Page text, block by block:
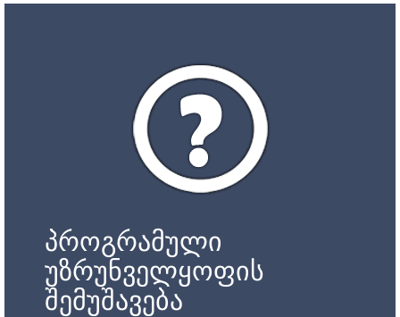
პროგრამული
უზრუნველყოფის
შემუშავება